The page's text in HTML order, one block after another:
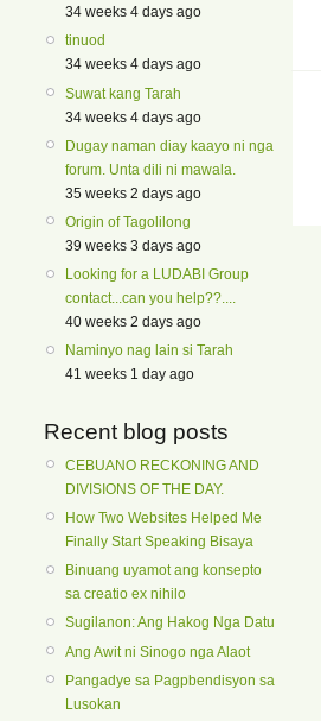
34 weeks 4 days ago
tinuod
34 weeks 4 days ago
Suwat kang Tarah
34 weeks 4 days ago
Dugay naman diay kaayo ni nga
forum. Unta dili ni mawala.
35 weeks 2 days ago
Origin of Tagolilong
39 weeks 3 days ago
Looking for a LUDABI Group
contact...can you help??....
40 weeks 2 days ago
Naminyo nag lain si Tarah
41 weeks 1 day ago
Recent blog posts
CEBUANO RECKONING AND
DIVISIONS OF THE DAY.
How Two Websites Helped Me
Finally Start Speaking Bisaya
Binuang uyamot ang konsepto
sa creatio ex nihilo
Sugilanon: Ang Hakog Nga Datu
Ang Awit ni Sinogo nga Alaot
Pangadye sa Pagpbendisyon sa
Lusokan